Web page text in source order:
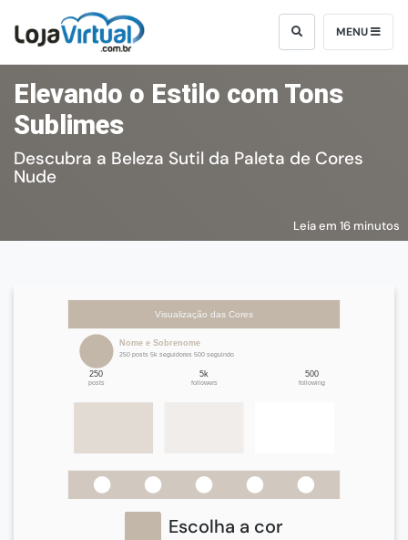
MENU
Elevando o Estilo com Tons
Sublimes
Descubra a Beleza Sutil da Paleta de Cores
Nude
Leia em 16 minutos
Escolha a cor
Visualização das Cores
Nome e Sobrenome
250 posts 5k seguidores 500 seguindo
250
posts
5k
followers
500
following